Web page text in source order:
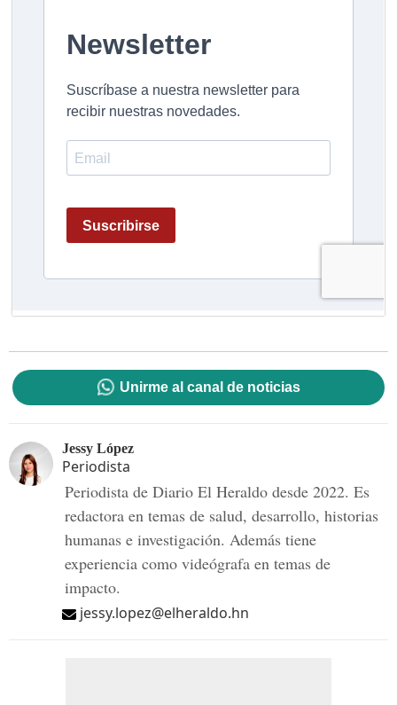
Unirme al canal de noticias
Jessy López
Periodista
Periodista de Diario El Heraldo desde 2022. Es
redactora en temas de salud, desarrollo, historias
humanas e investigación. Además tiene
experiencia como videógrafa en temas de
impacto.
jessy.lopez@elheraldo.hn